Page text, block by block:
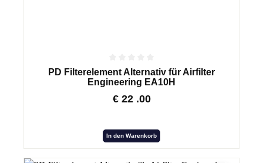
PD Filterelement Alternativ für Airfilter
Engineering EA10H
€ 22 .00
In den Warenkorb